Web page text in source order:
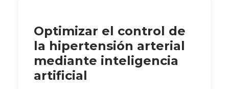
Optimizar el control de
la hipertensión arterial
mediante inteligencia
artificial